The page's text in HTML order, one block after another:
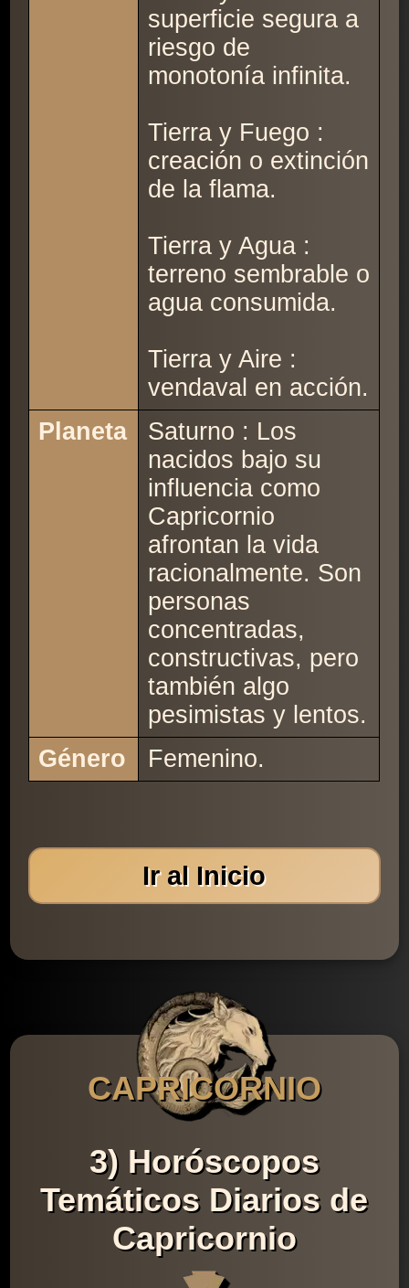
superficie segura a
riesgo de
monotonía infinita.
Tierra y Fuego :
creación o extinción
de la flama.
Tierra y Agua :
terreno sembrable o
agua consumida.
Tierra y Aire :
vendaval en acción.
Planeta
Saturno : Los
nacidos bajo su
influencia como
Capricornio
afrontan la vida
racionalmente. Son
personas
concentradas,
constructivas, pero
también algo
pesimistas y lentos.
Género
Femenino.
Ir al Inicio
CAPRICORNIO
3) Horóscopos
Temáticos Diarios de
Capricornio